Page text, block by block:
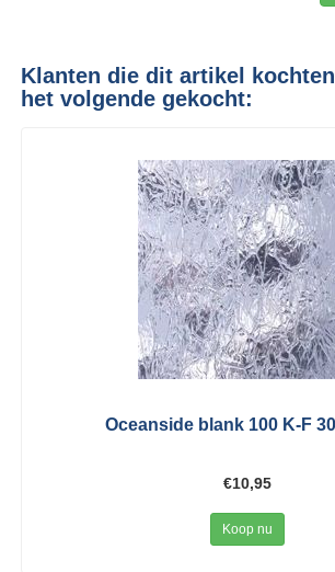
Klanten die dit artikel
het volgende gekocht:
Oceanside blank 100 K-F
€10,95
Koop nu